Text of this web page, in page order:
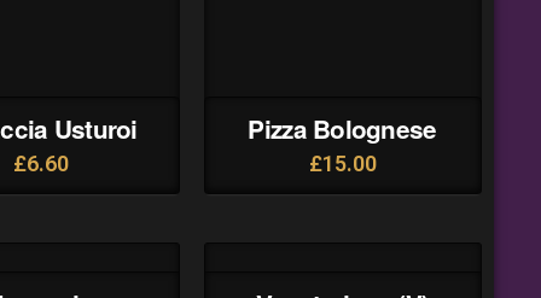
Usturoi
£6.60
Pizza Bolognese
£15.00